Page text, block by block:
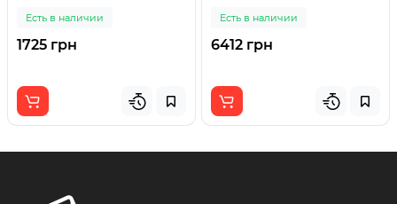
Есть в наличии
1725 грн
Есть в наличии
6412 грн